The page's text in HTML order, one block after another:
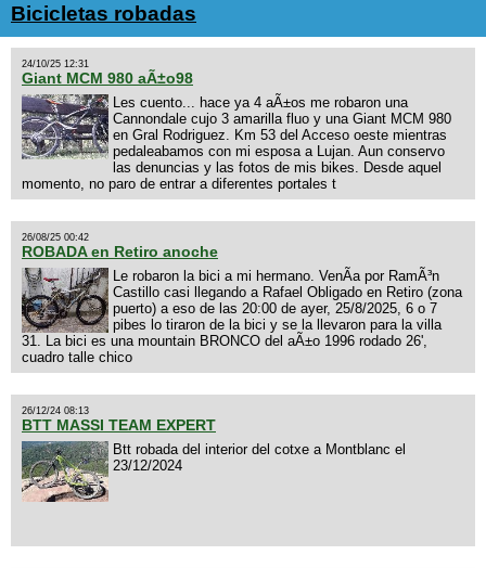
Bicicletas robadas
24/10/25 12:31
Giant MCM 980 aÃ±o98
Les cuento... hace ya 4 aÃ±os me robaron una
Cannondale cujo 3 amarilla fluo y una Giant MCM 980
en Gral Rodriguez. Km 53 del Acceso oeste mientras
pedaleabamos con mi esposa a Lujan. Aun conservo
las denuncias y las fotos de mis bikes. Desde aquel
momento, no paro de entrar a diferentes portales t
26/08/25 00:42
ROBADA en Retiro anoche
Le robaron la bici a mi hermano. VenÃ­a por RamÃ³n
Castillo casi llegando a Rafael Obligado en Retiro (zona
puerto) a eso de las 20:00 de ayer, 25/8/2025, 6 o 7
pibes lo tiraron de la bici y se la llevaron para la villa
31. La bici es una mountain BRONCO del aÃ±o 1996 rodado 26',
cuadro talle chico
26/12/24 08:13
BTT MASSI TEAM EXPERT
Btt robada del interior del cotxe a Montblanc el
23/12/2024